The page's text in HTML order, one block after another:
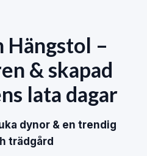
Hängstol –
& skapad
lata dagar
dynor & en trendig
trädgård